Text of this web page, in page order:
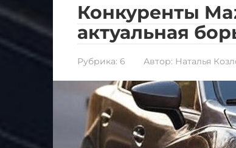
Конкуренты
актуальная
Рубрика: 6 Автор: Наталья